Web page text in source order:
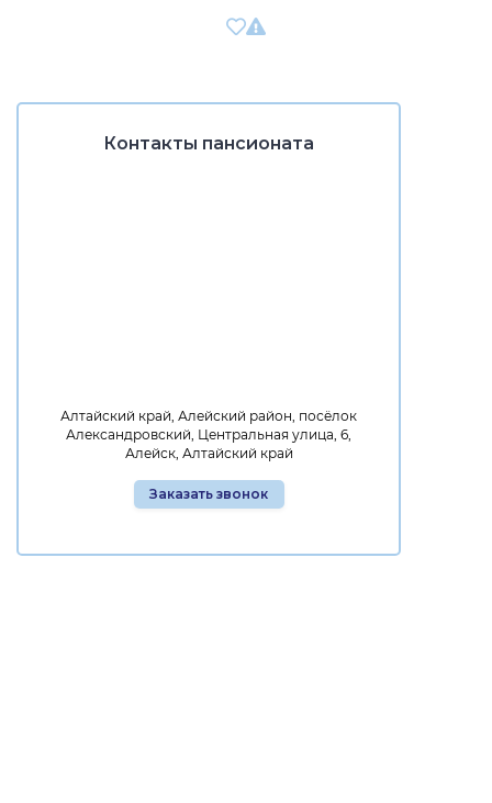
Контакты пансионата
Алтайский край, Алейский район, посёлок
Александровский, Центральная улица, 6,
Алейск, Алтайский край
Заказать звонок